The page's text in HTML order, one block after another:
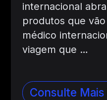
internacional
produtos que
médico
viagem que …
Consulte